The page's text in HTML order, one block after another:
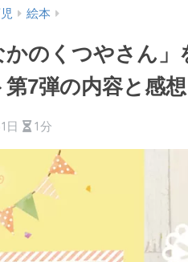
絵本
かのくつやさん
第7弾の内容と感想
日 1分